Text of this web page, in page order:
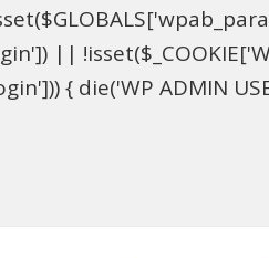
||
{ die('WP ADMIN